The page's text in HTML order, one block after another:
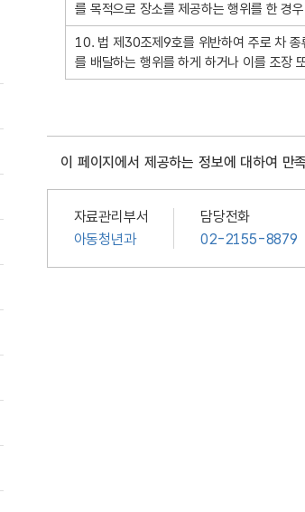
를 목적으로 장소를 제공하는 행위를 한 경우
10. 법 제30조제9호를 위반하여 주로 차 종
를 배달하는 행위를 하게 하거나 이를 조장
이 페이지에서 제공하는 정보에 대하여 만
자료관리부서
아동청년과
담당전화
02-2155-8879